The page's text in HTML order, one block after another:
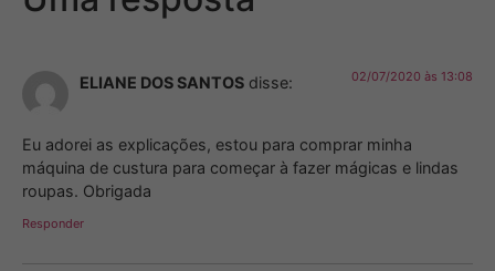
ELIANE DOS SANTOS disse: 02/07/2020 às 13:08
Eu adorei as explicações, estou para comprar minha
máquina de custura para começar à fazer mágicas e lindas
roupas. Obrigada
Responder